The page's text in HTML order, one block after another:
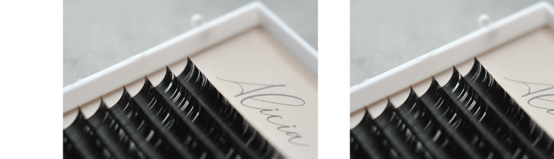
アリシアラッシュ Cカール 0.12mm
¥2,600
アリシアラッシュ Cカール 0.15mm
¥2,600